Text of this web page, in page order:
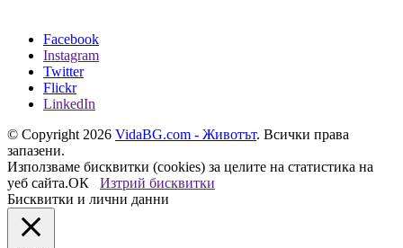
Facebook
Instagram
Twitter
Flickr
LinkedIn
© Copyright 2026 VidaBG.com - Животът. Всички права
запазени.
Използваме бисквитки (cookies) за целите на статистика на
уеб сайта.ОК
Изтрий бисквитки
Бисквитки и лични данни